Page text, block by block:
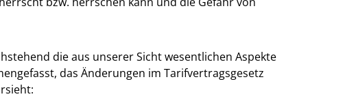
die aus unserer Sicht wesentlichen Aspekte
das Änderungen im Tarifvertragsgesetz